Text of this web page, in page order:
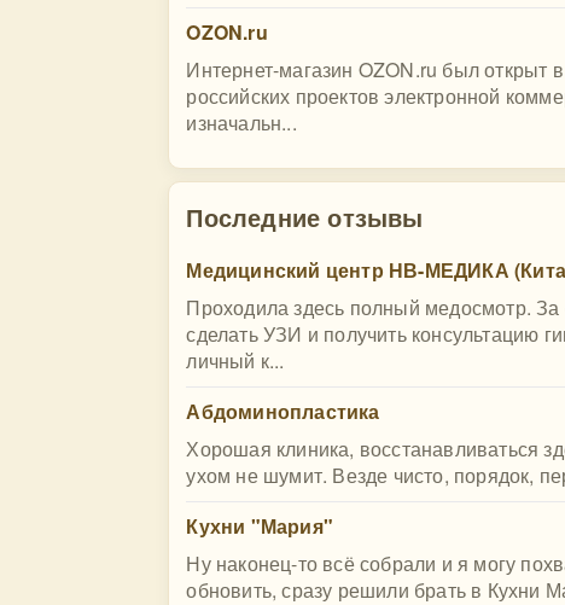
OZON.ru
Интернет-магазин OZON.ru был открыт
российских проектов электронной
изначальн...
Последние отзывы
Медицинский центр НВ-МЕДИКА
Проходила здесь полный медосмотр. За
сделать УЗИ и получить консультацию
личный к...
Абдоминопластика
Хорошая клиника, восстанавливаться
ухом не шумит. Везде чисто, порядок,
Кухни "Мария"
Ну наконец-то всё собрали и я могу
обновить, сразу решили брать в Кухни